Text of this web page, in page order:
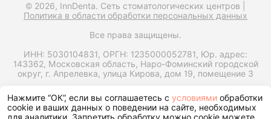
© 2026, InnDenta. Сеть стоматологических центров |
Политика в области обработки персональных данных
Все права защищены.
ИНН: 5030104831, ОРГН: 1235000052781, Юр. адрес:
143362, Московская область, Наро-Фоминский городской
округ, г. Апрелевка, улица Кирова, дом 19, помещение 3
Запрос справки на налоговый вычет
Нажмите “ОК”, если вы соглашаетесь с условиями обработки
cookie и ваших данных о поведении на сайте, необходимых